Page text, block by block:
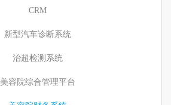
CRM
新型汽车诊断系统
治超检测系统
美容院综合管理平台